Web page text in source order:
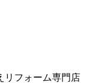
リフォーム専門店